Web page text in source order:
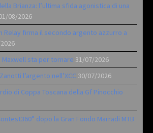
Brianza: l’ultima sfida agonistica di una
08/2026
Relay firma il secondo argento azzurro a
sta per tornare 31/07/2026
l’argento nell’XCC 30/07/2026
di Coppa Toscana della Gf Pinocchio
dopo la Gran Fondo Marradi MTB